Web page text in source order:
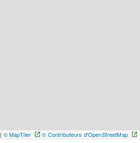
| © MapTiler © Contributeurs d'OpenStreetMap